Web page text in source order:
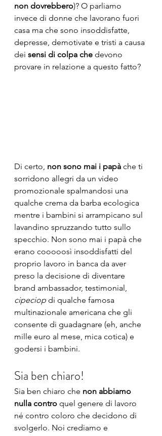
non dovrebbero)? O parliamo
invece di donne che lavorano fuori
casa ma che sono insoddisfatte,
depresse, demotivate e tristi a causa
dei sensi di colpa che devono
provare in relazione a questo fatto?
Di certo, non sono mai i papà che ti
sorridono allegri da un video
promozionale spalmandosi una
qualche crema da barba ecologica
mentre i bambini si arrampicano sul
lavandino spruzzando tutto sullo
specchio. Non sono mai i papà che
erano cooooosì insoddisfatti del
proprio lavoro in banca da aver
preso la decisione di diventare
brand ambassador, testimonial,
cipeciop di qualche famosa
multinazionale americana che gli
consente di guadagnare (eh, anche
mille euro al mese, mica cotica) e
godersi i bambini.
Sia ben chiaro!
Sia ben chiaro che non abbiamo
nulla contro quel genere di lavoro
né contro coloro che decidono di
svolgerlo. Noi crediamo e